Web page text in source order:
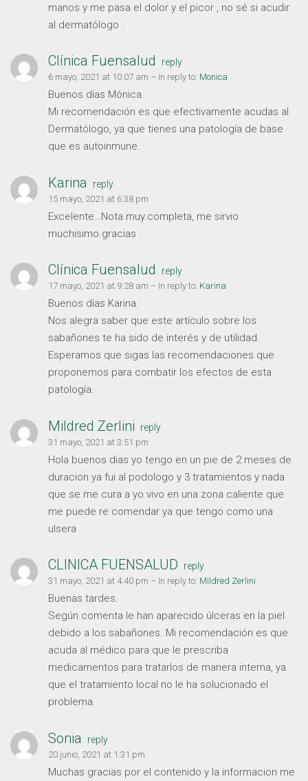
manos y me pasa el dolor y el picor , no sé si acudir
al dermatólogo .
Clínica Fuensalud reply
6 mayo, 2021 at 10:07 am – In reply to: Monica
Buenos días Mónica.
Mi recomendación es que efectivamente acudas al
Dermatólogo, ya que tienes una patología de base
que es autoinmune.
Karina reply
15 mayo, 2021 at 6:38 pm
Excelente…Nota muy.completa, me sirvio
muchisimo.gracias
Clínica Fuensalud reply
17 mayo, 2021 at 9:28 am – In reply to: Karina
Buenos días Karina.
Nos alegra saber que este artículo sobre los
sabañones te ha sido de interés y de utilidad.
Esperamos que sigas las recomendaciones que
proponemos para combatir los efectos de esta
patología.
Mildred Zerlini reply
31 mayo, 2021 at 3:51 pm
Hola buenos dias yo tengo en un pie de 2 meses de
duracion ya fui al podologo y 3 tratamientos y nada
que se me cura a yo vivo en una zona caliente que
me puede re comendar ya que tengo como una
ulsera
CLINICA FUENSALUD reply
31 mayo, 2021 at 4:40 pm – In reply to: Mildred Zerlini
Buenas tardes.
Según comenta le han aparecido úlceras en la piel
debido a los sabañones. Mi recomendación es que
acuda al médico para que le prescriba
medicamentos para tratarlos de manera interna, ya
que el tratamiento local no le ha solucionado el
problema.
Sonia reply
20 junio, 2021 at 1:31 pm
Muchas gracias por el contenido y la informacion me